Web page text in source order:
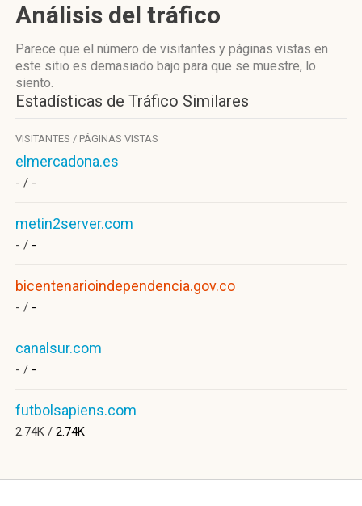
Análisis del tráfico
Parece que el número de visitantes y páginas vistas en
este sitio es demasiado bajo para que se muestre, lo
siento.
Estadísticas de Tráfico Similares
VISITANTES / PÁGINAS VISTAS
elmercadona.es
- / -
metin2server.com
- / -
bicentenarioindependencia.gov.co
- / -
canalsur.com
- / -
futbolsapiens.com
2.74K / 2.74K